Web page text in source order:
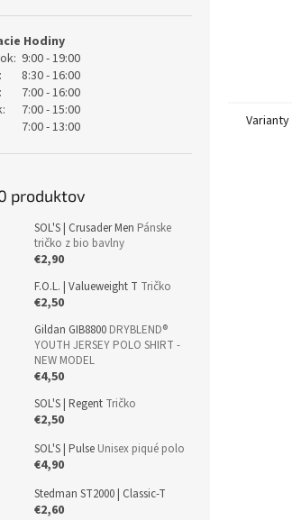
Hodiny
9:00 - 19:00
8:30 - 16:00
7:00 - 16:00
7:00 - 15:00
7:00 - 13:00
produktov
SOL'S | Crusader Men Pánske
tričko z bio bavlny
€2,90
F.O.L. | Valueweight T Tričko
€2,50
Gildan GIB8800 DRYBLEND®
YOUTH JERSEY POLO SHIRT -
NEW MODEL
€4,50
SOL'S | Regent Tričko
€2,50
SOL'S | Pulse Unisex piqué polo
€4,90
Stedman ST2000 | Classic-T
€2,60
Varianty